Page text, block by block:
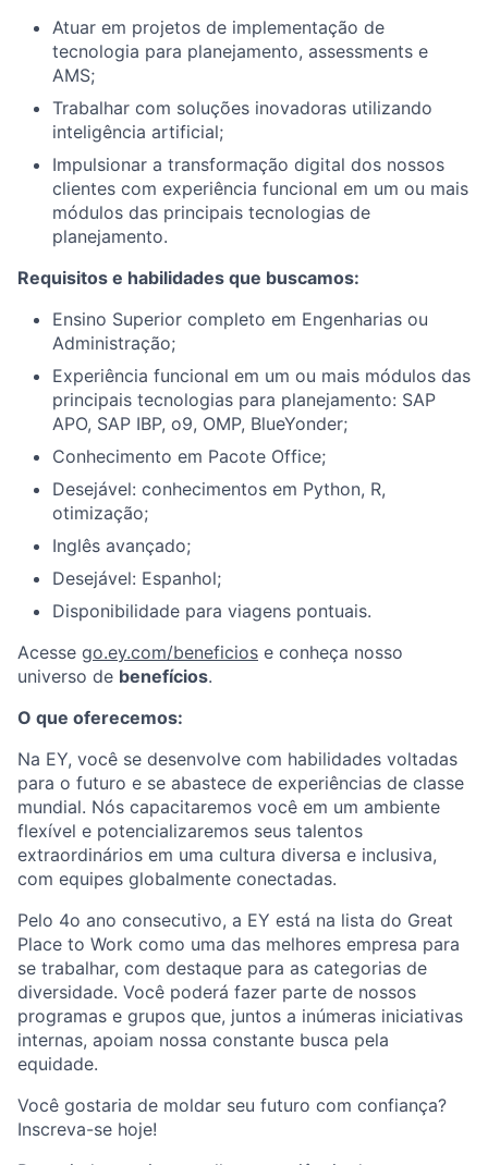
Atuar em projetos de implementação de
tecnologia para planejamento, assessments e
AMS;
Trabalhar com soluções inovadoras utilizando
inteligência artificial;
Impulsionar a transformação digital dos nossos
clientes com experiência funcional em um ou mais
módulos das principais tecnologias de
planejamento.
Requisitos e habilidades que buscamos:
Ensino Superior completo em Engenharias ou
Administração;
Experiência funcional em um ou mais módulos das
principais tecnologias para planejamento: SAP
APO, SAP IBP, o9, OMP, BlueYonder;
Conhecimento em Pacote Office;
Desejável: conhecimentos em Python, R,
otimização;
Inglês avançado;
Desejável: Espanhol;
Disponibilidade para viagens pontuais.
Acesse go.ey.com/beneficios e conheça nosso
universo de benefícios.
O que oferecemos:
Na EY, você se desenvolve com habilidades voltadas
para o futuro e se abastece de experiências de classe
mundial. Nós capacitaremos você em um ambiente
flexível e potencializaremos seus talentos
extraordinários em uma cultura diversa e inclusiva,
com equipes globalmente conectadas.
Pelo 4o ano consecutivo, a EY está na lista do Great
Place to Work como uma das melhores empresa para
se trabalhar, com destaque para as categorias de
diversidade. Você poderá fazer parte de nossos
programas e grupos que, juntos a inúmeras iniciativas
internas, apoiam nossa constante busca pela
equidade.
Você gostaria de moldar seu futuro com confiança?
Inscreva-se hoje!